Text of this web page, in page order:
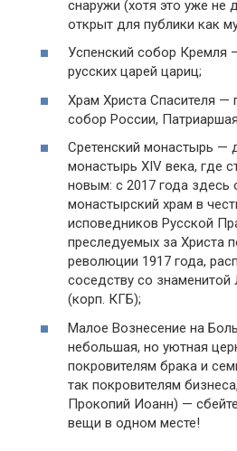
снаружи (хотя это уже не
открыт для публики как
Успенский собор Кремля
русских царей цариц;
Храм Христа Спасителя —
собор России,
Сретенский монастырь —
монастырь XIV века, где
новым: с 2017 года здесь
монастырский храм в
исповедников Русской
преследуемых за Христа
революции 1917 года,
соседству со
(корп. КГБ);
Малое Вознесение на
небольшая, но уютная
покровителям брака и
так покровителям
Прокопий Иоанн) —
вещи в одном месте!